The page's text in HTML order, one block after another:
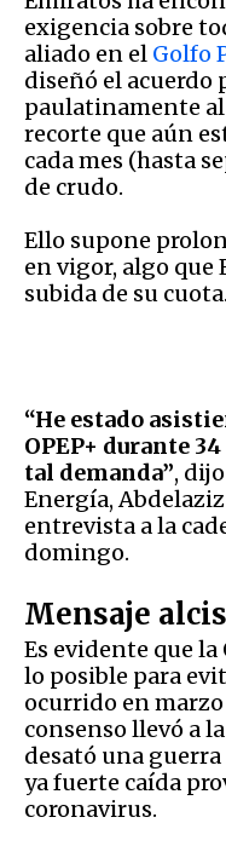
exigencia sobre
aliado en el Golfo
diseñó el
paulatinamente al
recorte que aún
cada mes (hasta
de crudo.
Ello supone
en vigor, algo que
subida de su cuota.
“He estado
OPEP+ durante
tal demanda”,
Energía,
entrevista a la
domingo.
Mensaje
Es evidente que
lo posible para
ocurrido en
consenso llevó a
desató una
ya fuerte caída
coronavirus.